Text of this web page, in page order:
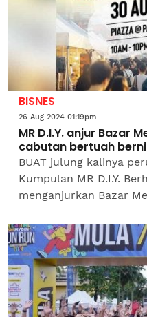
BISNES
26 Aug 2024 01:19pm
MR D.I.Y. anjur Bazar
cabutan bertuah
BUAT julung kalinya
Kumpulan MR D.I.Y.
menganjurkan Bazar
menawarkan...